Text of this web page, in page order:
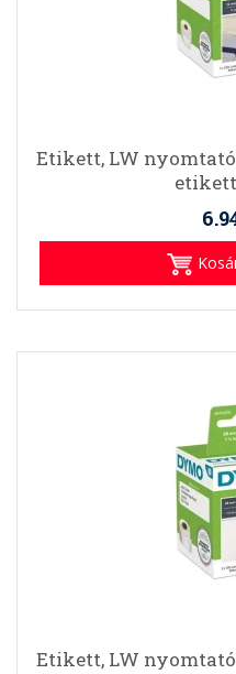
Etikett, LW
Etikett, LW